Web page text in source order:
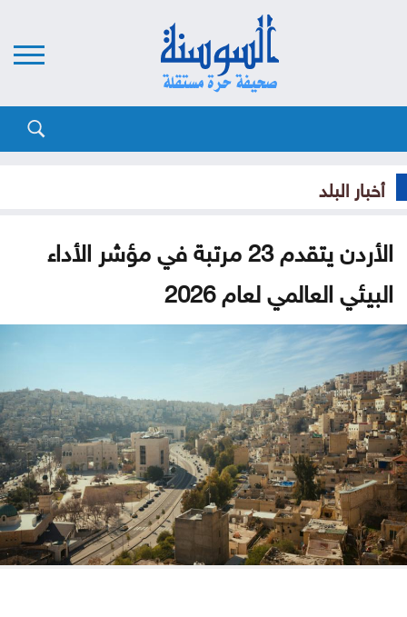
أخبار البلد
الأردن يتقدم 23 مرتبة في مؤشر الأداء
البيئي العالمي لعام 2026